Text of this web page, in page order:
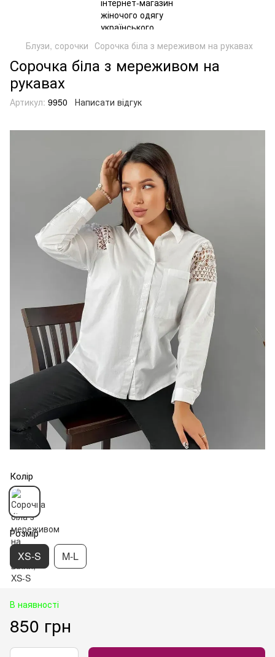
Блузи, сорочки Сорочка біла з мереживом на рукавах
Сорочка біла з мереживом на
рукавах
Артикул: 9950 Написати відгук
Колір
Розмір
XS-S M-L
В наявності
850 грн